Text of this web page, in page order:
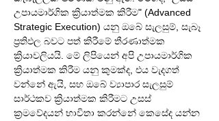
උපායමාර්ගික ක්‍රියාත්මක කිරීම" (Advanced
Strategic Execution) යනු ඔබේ සැලසුම්, සැබෑ
ප්‍රතිඵල බවට පත් කිරීමේ තීරණාත්මක
ක්‍රියාවලියයි. මේ ලිපියෙන් අපි උපායමාර්ගික
ක්‍රියාත්මක කිරීම යනු කුමක්ද, එය වැදගත්
වන්නේ ඇයි, සහ ඔබේ ව්‍යාපාර සැලසුම්
සාර්ථකව ක්‍රියාත්මක කිරීමට උසස්
ක්‍රමවේදයන් භාවිතා කරන්නේ කෙසේද යන්න